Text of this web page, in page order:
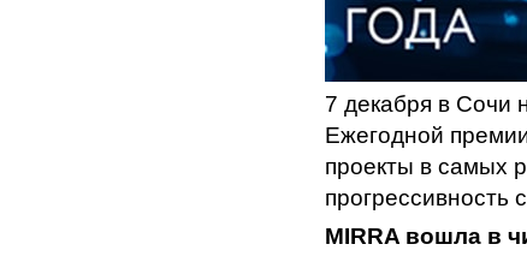
7 декабря в Сочи
Ежегодной
проекты в самых
прогрессивность
MIRRA вошла в